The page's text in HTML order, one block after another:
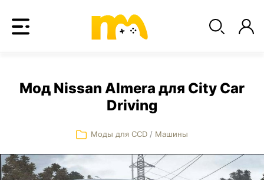
Мод Nissan Almera для City Car
Driving
Моды для CCD / Машины